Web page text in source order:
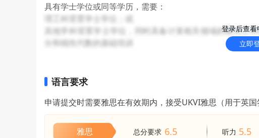
登录后查
立即
具有学士学位或同等学历，需要：
理工科背景学士学位；或
其他学科背景学士学位，同时具备计算相关领域的相关工
分和线性代数的基础培训
语言要求
申请提交时需要雅思在有效期内，接受UKVI雅思（用于英国
雅思 总分要求 6.5 听力 5.5